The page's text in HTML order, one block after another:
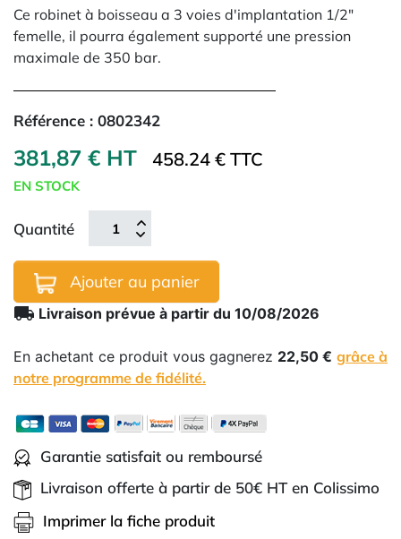
Ce robinet à boisseau a 3 voies d'implantation 1/2"
femelle, il pourra également supporté une pression
maximale de 350 bar.
Référence : 0802342
381,87 € HT 458.24 € TTC
EN STOCK
Quantité
Ajouter au panier
local_shipping Livraison prévue à partir du 10/08/2026
En achetant ce produit vous gagnerez 22,50 € grâce à
notre programme de fidélité.
Garantie satisfait ou remboursé
Livraison offerte à partir de 50€ HT en Colissimo
Imprimer la fiche produit